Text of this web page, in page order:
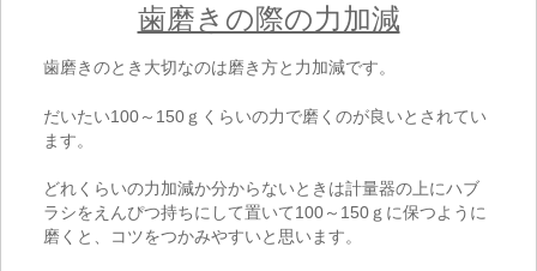
歯磨きの際の力加減
歯磨きのとき大切なのは磨き方と力加減です。
だいたい100～150ｇくらいの力で磨くのが良いとされてい
ます。
どれくらいの力加減か分からないときは計量器の上にハブ
ラシをえんぴつ持ちにして置いて100～150ｇに保つように
磨くと、コツをつかみやすいと思います。